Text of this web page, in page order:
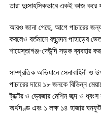
তারা দুঃসাহসিকভাবে একই কাজ করে
আরও জানা গেছে, আগে পাচারের জন্য
করলেও বর্তমানে রঘুনন্দন পাহাড়ের
শায়েস্তাগঞ্জ-দেউন্দি সড়ক ব্যবহার
সাম্প্রতিক অভিযানে সেনাবাহিনী
পাচারের দায়ে ১৮ জনকে বিভিন্ন
ট্রাক্টর ও ড্রেজার মেশিন জব্দ ও
অর্থদণ্ড এবং ১ লক্ষ ১৪ হাজার